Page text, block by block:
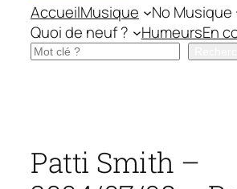
AccueilMusique
No Musique
Quoi de neuf ?
HumeursEn
Rechercher
Patti Smith –